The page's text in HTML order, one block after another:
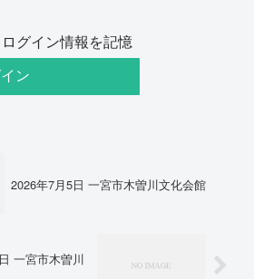
ログイン情報を記憶
2026年7月5日 一宮市木曽川文化会館
一宮市木曽川